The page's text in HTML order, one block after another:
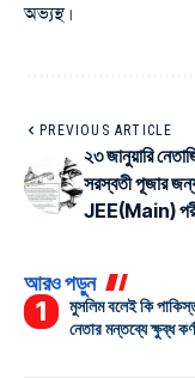
অভ্যস্থ।
PREVIOUS ARTICLE
২৩ জানুয়ারি
সরস্বতী পূজার জন্য
JEE(Main)
আরও পড়ুন
মুসলিম বলেই কি
নেতার মন্তব্যে ক্ষুব্ধ